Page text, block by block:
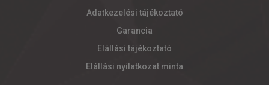
Adatkezelési tájékoztató
Garancia
Elállási tájékoztató
Elállási nyilatkozat minta